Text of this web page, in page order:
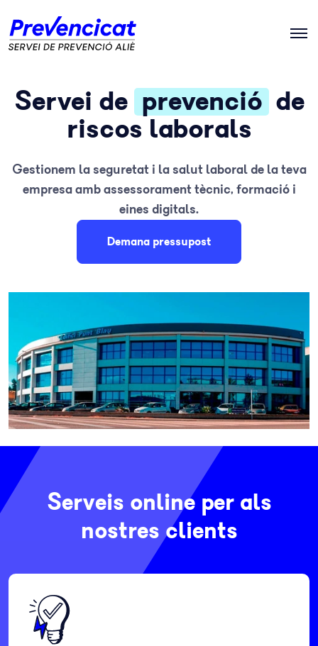
Servei de prevencióde
riscos laborals
Gestionem la seguretat i la salut laboral de la teva
empresa amb assessorament tècnic, formació i
eines digitals.
Demana pressupost
Serveis online per als
nostres clients